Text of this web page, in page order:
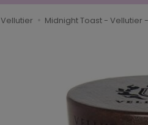
Vellutier Midnight Toast -